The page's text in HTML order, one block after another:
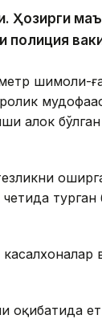
Ҳозирги
полиция
шимоли-
ҳалок
турган
оқибатида